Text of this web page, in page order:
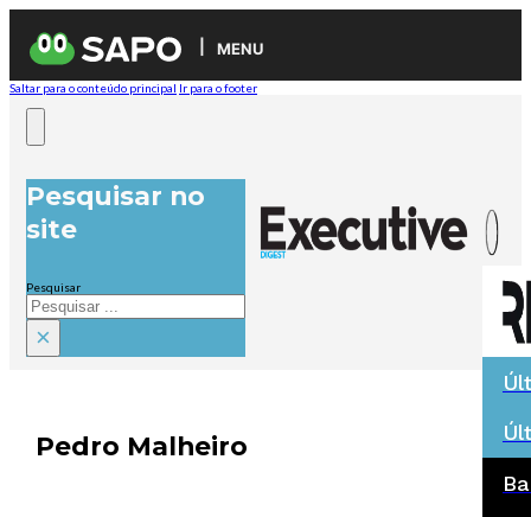
MENU
Saltar para o conteúdo principal Ir para o footer
Pesquisar no
site
Pesquisar
×
Pedro Malheiro